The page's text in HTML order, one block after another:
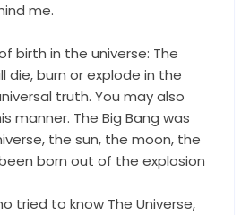
me.
birth in the universe: The
die, burn or explode in the
truth. You may also
manner. The Big Bang was
the sun, the moon, the
born out of the explosion
tried to know The Universe,